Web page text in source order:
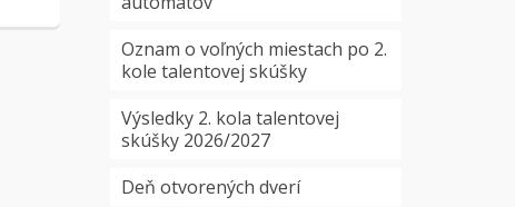
Oznam o voľných miestach po 2.
kole talentovej skúšky
Výsledky 2. kola talentovej
skúšky 2026/2027
Deň otvorených dverí